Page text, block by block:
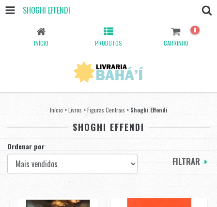
SHOGHI EFFENDI
INÍCIO PRODUTOS CARRINHO
0
Início > Livros > Figuras Centrais > Shoghi Effendi
SHOGHI EFFENDI
Ordenar por
FILTRAR